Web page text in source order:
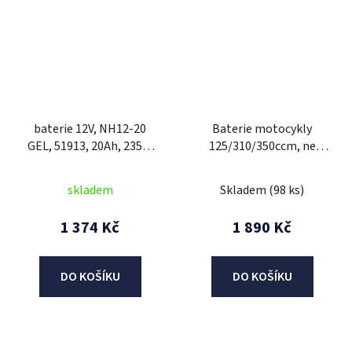
baterie 12V, NH12-20
GEL, 51913, 20Ah, 235A,
skladem
1 374 Kč
DO KOŠÍKU
Baterie motocykly
125/310/350ccm, ne
Skladem (98 ks)
1 890 Kč
DO KOŠÍKU